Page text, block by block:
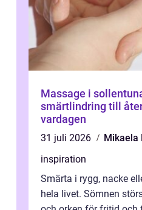
Massage i sollentuna
smärtlindring till
vardagen
31 juli 2026
Mikaela
inspiration
Smärta i rygg, nacke
hela livet. Sömnen